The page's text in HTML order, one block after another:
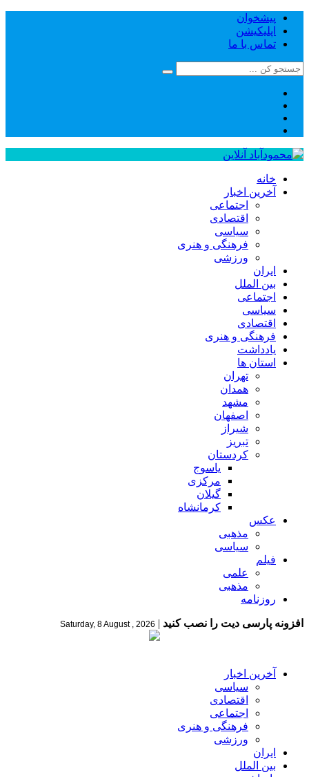
پیشخوان
اپلیکیشن
تماس با ما
خانه
آخرین اخبار
اجتماعی
اقتصادی
سیاسی
فرهنگی و هنری
ورزشی
ایران
بین الملل
اجتماعی
سیاسی
اقتصادی
فرهنگی و هنری
یادداشت
استان ها
تهران
همدان
مشهد
اصفهان
شیراز
تبریز
کردستان
یاسوج
مرکزی
گیلان
کرمانشاه
عکس
مذهبی
سیاسی
فیلم
علمی
مذهبی
روزنامه
افزونه پارسی دیت را نصب کنید |
Saturday, 8 August , 2026
آخرین اخبار
سیاسی
اقتصادی
اجتماعی
فرهنگی و هنری
ورزشی
ایران
بین الملل